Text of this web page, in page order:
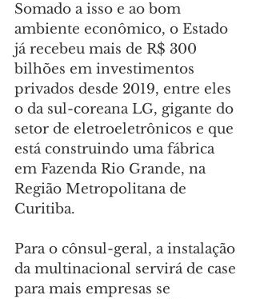
Somado a isso e ao bom
ambiente econômico, o Estado
já recebeu mais de R$ 300
bilhões em investimentos
privados desde 2019, entre eles
o da sul-coreana LG, gigante do
setor de eletroeletrônicos e que
está construindo uma fábrica
em Fazenda Rio Grande, na
Região Metropolitana de
Curitiba.
Para o cônsul-geral, a instalação
da multinacional servirá de case
para mais empresas se